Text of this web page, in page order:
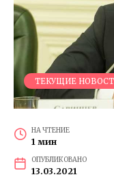
ТЕКУЩИЕ
НА ЧТЕНИЕ
1 мин
ОПУБЛИКОВАНО
13.03.2021